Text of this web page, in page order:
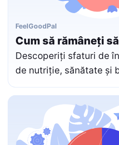
FeelGoodPal
Cum să rămâneți
Descoperiți sfaturi de
de nutriție, sănătate și